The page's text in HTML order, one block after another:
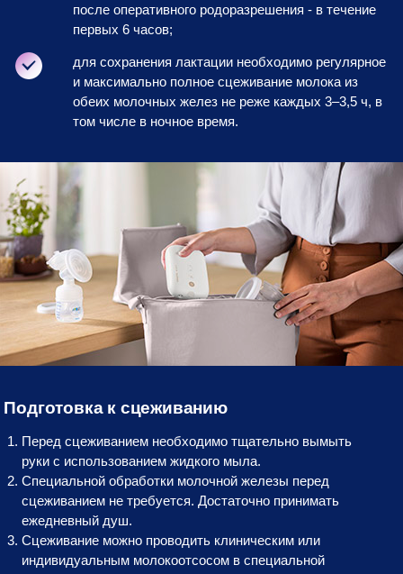
после оперативного родоразрешения - в течение
первых 6 часов;
для сохранения лактации необходимо регулярное
и максимально полное сцеживание молока из
обеих молочных желез не реже каждых 3–3,5 ч, в
том числе в ночное время.
Подготовка к сцеживанию
Перед сцеживанием необходимо тщательно вымыть
руки с использованием жидкого мыла.
Специальной обработки молочной железы пeред
сцеживанием не требуется. Достаточно принимать
ежедневный душ.
Сцеживание можно проводить клиническим или
индивидуальным молокоотсосом в специальной